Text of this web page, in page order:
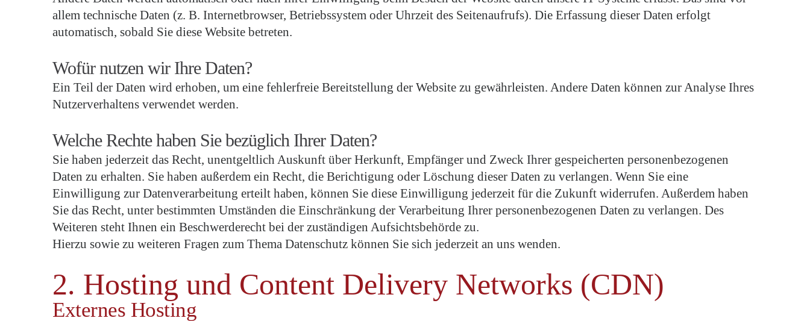
allem technische Daten (z. B. Internetbrowser, Betriebssystem oder Uhrzeit des Seitenaufrufs). Die Erfassung dieser Daten erfolgt
automatisch, sobald Sie diese Website betreten.
Wofür nutzen wir Ihre Daten?
Ein Teil der Daten wird erhoben, um eine fehlerfreie Bereitstellung der Website zu gewährleisten. Andere Daten können zur Analyse Ihres
Nutzerverhaltens verwendet werden.
Welche Rechte haben Sie bezüglich Ihrer Daten?
Sie haben jederzeit das Recht, unentgeltlich Auskunft über Herkunft, Empfänger und Zweck Ihrer gespeicherten personenbezogenen
Daten zu erhalten. Sie haben außerdem ein Recht, die Berichtigung oder Löschung dieser Daten zu verlangen. Wenn Sie eine
Einwilligung zur Datenverarbeitung erteilt haben, können Sie diese Einwilligung jederzeit für die Zukunft widerrufen. Außerdem haben
Sie das Recht, unter bestimmten Umständen die Einschränkung der Verarbeitung Ihrer personenbezogenen Daten zu verlangen. Des
Weiteren steht Ihnen ein Beschwerderecht bei der zuständigen Aufsichtsbehörde zu.
Hierzu sowie zu weiteren Fragen zum Thema Datenschutz können Sie sich jederzeit an uns wenden.
2. Hosting und Content Delivery Networks (CDN)
Externes Hosting